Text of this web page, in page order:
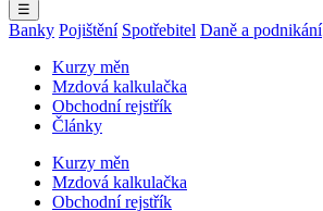
☰
Banky Pojištění Spotřebitel Daně a podnikání
Kurzy měn
Mzdová kalkulačka
Obchodní rejstřík
Články
Kurzy měn
Mzdová kalkulačka
Obchodní rejstřík